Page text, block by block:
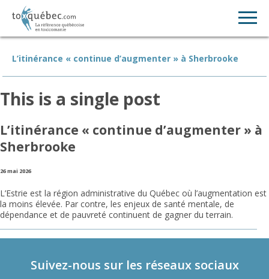
L’itinérance « continue d’augmenter » à Sherbrooke
This is a single post
L’itinérance « continue d’augmenter » à
Sherbrooke
26 mai 2026
L’Estrie est la région administrative du Québec où l’augmentation est
la moins élevée. Par contre, les enjeux de santé mentale, de
dépendance et de pauvreté continuent de gagner du terrain.
Suivez-nous sur les réseaux sociaux